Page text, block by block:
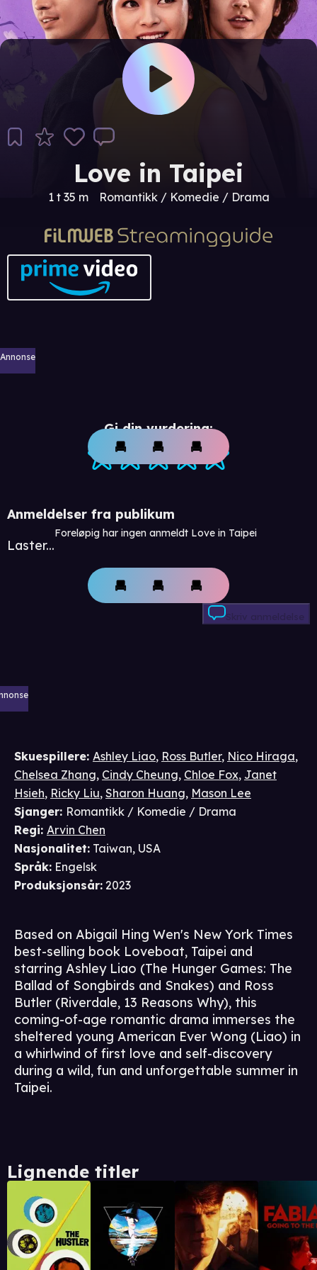
Love in Taipei
1 t 35 m Romantikk / Komedie / Drama
Annonse
Gi din vurdering:
Anmeldelser fra publikum
Laster...
Foreløpig har ingen anmeldt Love in Taipei
Skriv anmeldelse
Skuespillere: Ashley Liao, Ross Butler, Nico Hiraga,
Chelsea Zhang, Cindy Cheung, Chloe Fox, Janet
Hsieh, Ricky Liu, Sharon Huang, Mason Lee
Sjanger: Romantikk / Komedie / Drama
Regi: Arvin Chen
Nasjonalitet: Taiwan, USA
Språk: Engelsk
Produksjonsår: 2023
Based on Abigail Hing Wen's New York Times
best-selling book Loveboat, Taipei and
starring Ashley Liao (The Hunger Games: The
Ballad of Songbirds and Snakes) and Ross
Butler (Riverdale, 13 Reasons Why), this
coming-of-age romantic drama immerses the
sheltered young American Ever Wong (Liao) in
a whirlwind of first love and self-discovery
during a wild, fun and unforgettable summer in
Taipei.
Lignende titler